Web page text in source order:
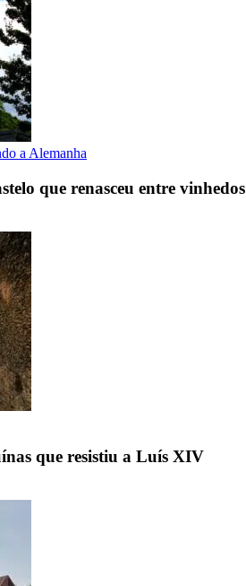
a Alemanha
que renasceu entre vinhedos
que resistiu a Luís XIV